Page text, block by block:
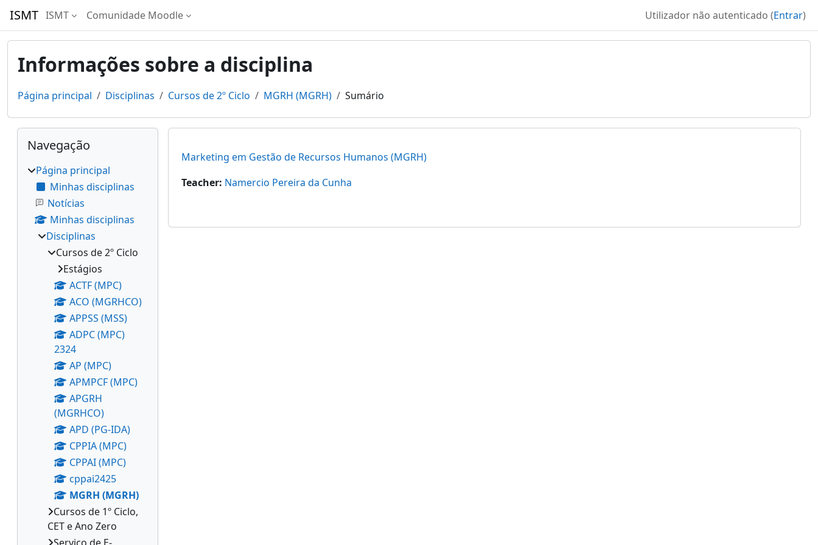
ISMT ISMT Comunidade Moodle Utilizador não autenticado (Entrar)
Informações sobre a disciplina
Página principal Disciplinas Cursos de 2º Ciclo MGRH (MGRH) Sumário
Marketing em Gestão de Recursos Humanos (MGRH)
Teacher: Namercio Pereira da Cunha
Blocos
Ignorar Navegação
Navegação
Página principal
Minhas disciplinas
Notícias
Minhas disciplinas
Disciplinas
Cursos de 2º Ciclo
Estágios
ACTF (MPC)
ACO (MGRHCO)
APPSS (MSS)
ADPC (MPC)
2324
AP (MPC)
APMPCF (MPC)
APGRH
(MGRHCO)
APD (PG-IDA)
CPPIA (MPC)
CPPAI (MPC)
cppai2425
MGRH (MGRH)
Cursos de 1º Ciclo,
CET e Ano Zero